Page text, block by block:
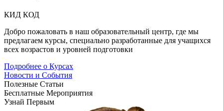
КИД КОД
Добро пожаловать в наш образовательный центр, где мы
предлагаем курсы, специально разработанные для учащихся
всех возрастов и уровней подготовки
Подробнее о Курсах
Новости и События
Полезные Статьи
Бесплатные Мероприятия
Узнай Первым